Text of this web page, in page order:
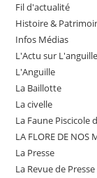
Fil d'actualité
Histoire &
Infos Médias
L'Actu sur L'anguille
L'Anguille
La Baillotte
La civelle
La Faune Piscicole
LA FLORE DE NOS
La Presse
La Revue de Presse